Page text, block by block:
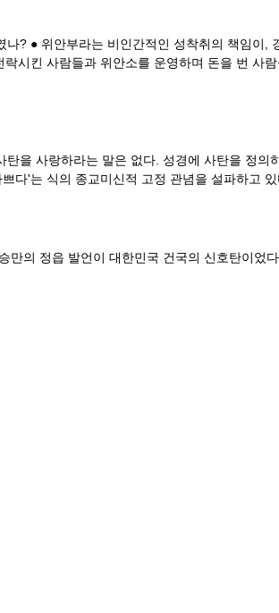
? ● 위안부라는 비인간적인 성착취의 책임이
시킨 사람들과 위안소를 운영하며 돈을 번
을 사랑하라는 말은 없다. 성경에 사탄을 정
다'는 식의 종교미신적 고정 관념을 설파하고 있
의 정읍 발언이 대한민국 건국의 신호탄이었다.